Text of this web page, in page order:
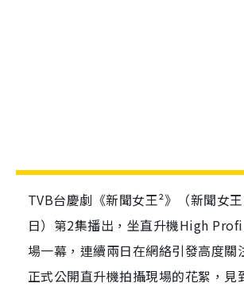
TVB台慶劇《新聞女王²》（新聞女
日）第2集播出，坐直升機High
場一幕，連續兩日在網絡引發高度關
正式公開直升機拍攝現場的花絮，見